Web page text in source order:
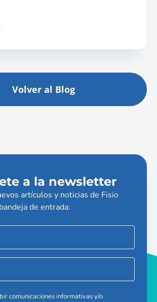
Volver al Blog
a la newsletter
artículos y noticias de Fisio
de entrada:
comunicaciones informativas y/o